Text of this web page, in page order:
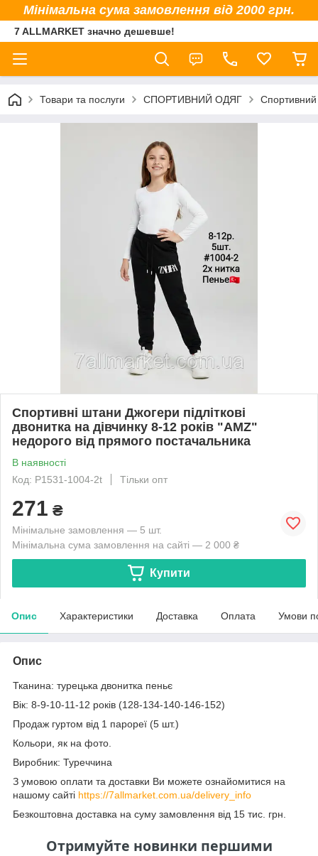
Мінімальна сума замовлення від 2000 грн.
7 ALLMARKET значно дешевше!
Товари та послуги СПОРТИВНИЙ ОДЯГ Спортивний
Спортивні штани Джогери підліткові
двонитка на дівчинку 8-12 років "AMZ"
недорого від прямого постачальника
В наявності
Код: P1531-1004-2t
Тільки опт
271 ₴
Мінімальне замовлення — 5 шт.
Мінімальна сума замовлення на сайті — 2 000 ₴
Купити
Опис Характеристики Доставка Оплата Умови
Опис
Тканина: турецька двонитка пеньє
Вік: 8-9-10-11-12 років (128-134-140-146-152)
Продаж гуртом від 1 парореї (5 шт.)
Кольори, як на фото.
Виробник: Туреччина
З умовою оплати та доставки Ви можете ознайомитися на
нашому сайті https://7allmarket.com.ua/delivery_info
Безкоштовна доставка на суму замовлення від 15 тис. грн.
Отримуйте новинки першими